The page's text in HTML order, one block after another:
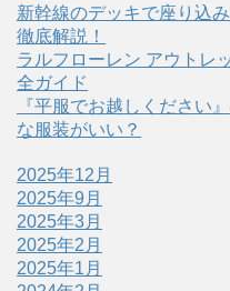
新幹線のデッキで座り込
徹底解説！
ラルフローレン アウトレ
全ガイド
『平服でお越しください
な服装がいい？
2025年12月
2025年9月
2025年3月
2025年2月
2025年1月